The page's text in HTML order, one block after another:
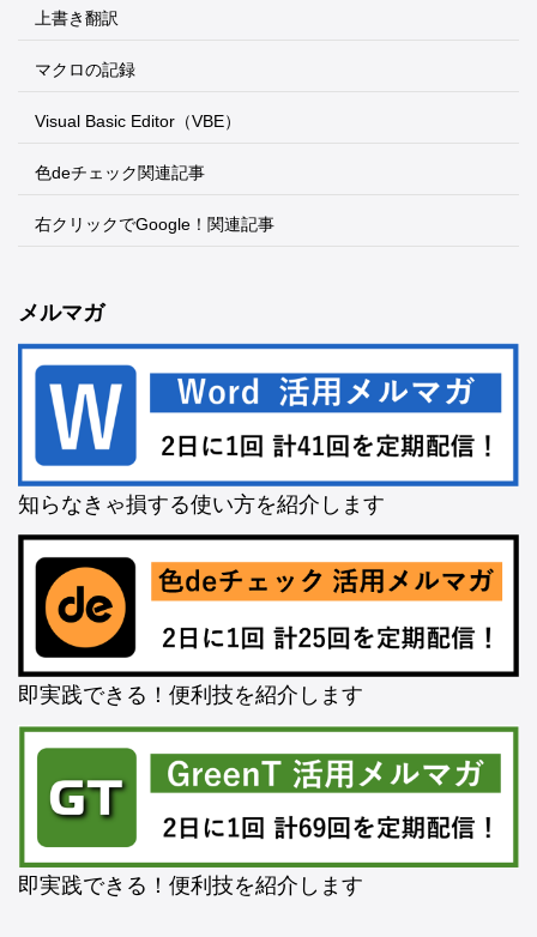
上書き翻訳
マクロの記録
Visual Basic Editor（VBE）
色deチェック関連記事
右クリックでGoogle！関連記事
メルマガ
知らなきゃ損する使い方を紹介します
即実践できる！便利技を紹介します
即実践できる！便利技を紹介します